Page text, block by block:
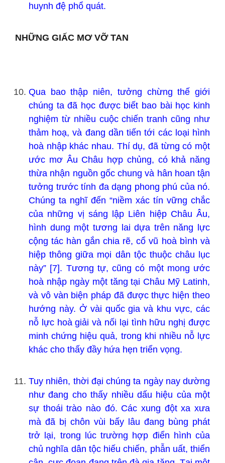
huynh đệ phổ quát.
NHỮNG GIẤC MƠ VỠ TAN
Qua bao thập niên, tưởng chừng thế giới
chúng ta đã học được biết bao bài học kinh
nghiệm từ nhiều cuộc chiến tranh cũng như
thảm hoạ, và đang dần tiến tới các loại hình
hoà nhập khác nhau. Thí dụ, đã từng có một
ước mơ Âu Châu hợp chủng, có khả năng
thừa nhận nguồn gốc chung và hân hoan tận
tưởng trước tính đa dạng phong phú của nó.
Chúng ta nghĩ đến “niềm xác tín vững chắc
của những vị sáng lập Liên hiệp Châu Âu,
hình dung một tương lai dựa trên năng lực
cộng tác hàn gắn chia rẽ, cổ vũ hoà bình và
hiệp thông giữa mọi dân tộc thuộc châu lục
này” [7]. Tương tự, cũng có một mong ước
hoà nhập ngày một tăng tại Châu Mỹ Latinh,
và vô vàn biện pháp đã được thực hiện theo
hướng này. Ở vài quốc gia và khu vực, các
nỗ lực hoà giải và nối lại tình hữu nghị được
minh chứng hiệu quả, trong khi nhiều nỗ lực
khác cho thấy đầy hứa hẹn triển vọng.
Tuy nhiên, thời đại chúng ta ngày nay dường
như đang cho thấy nhiều dấu hiệu của một
sự thoái trào nào đó. Các xung đột xa xưa
mà đã bị chôn vùi bấy lâu đang bùng phát
trở lại, trong lúc trường hợp điển hình của
chủ nghĩa dân tộc hiếu chiến, phẫn uất, thiển